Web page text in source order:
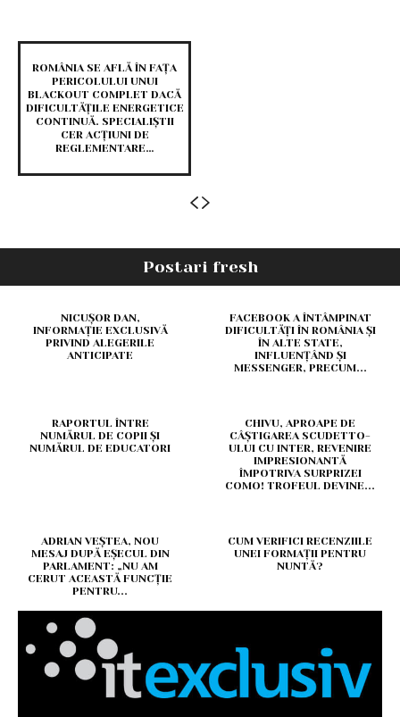
ROMÂNIA SE AFLĂ ÎN FAȚA
PERICOLULUI UNUI
BLACKOUT COMPLET DACĂ
DIFICULTĂȚILE ENERGETICE
CONTINUĂ. SPECIALIȘTII
CER ACȚIUNI DE
REGLEMENTARE…
Postari fresh
NICUȘOR DAN,
INFORMAȚIE EXCLUSIVĂ
PRIVIND ALEGERILE
ANTICIPATE
FACEBOOK A ÎNTÂMPINAT
DIFICULTĂȚI ÎN ROMÂNIA ȘI
ÎN ALTE STATE,
INFLUENȚÂND ȘI
MESSENGER, PRECUM...
RAPORTUL ÎNTRE
NUMĂRUL DE COPII ȘI
NUMĂRUL DE EDUCATORI
CHIVU, APROAPE DE
CÂȘTIGAREA SCUDETTO-
ULUI CU INTER, REVENIRE
IMPRESIONANTĂ
ÎMPOTRIVA SURPRIZEI
COMO! TROFEUL DEVINE...
ADRIAN VEȘTEA, NOU
MESAJ DUPĂ EȘECUL DIN
PARLAMENT: „NU AM
CERUT ACEASTĂ FUNCȚIE
PENTRU...
CUM VERIFICI RECENZIILE
UNEI FORMAȚII PENTRU
NUNTĂ?